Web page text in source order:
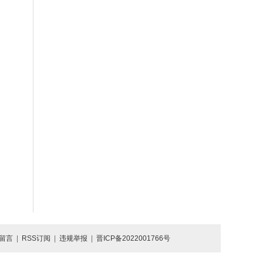
言 RSS订阅 违规举报 晋ICP备2022001766号